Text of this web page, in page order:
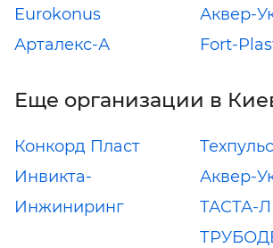
Eurokonus
Аквер-
Арталекс-А
Fort-
Еще организации в
Конкорд Пласт
Техпульс
Инвикта-
Инжиниринг
Аквер-
ТАСТА-